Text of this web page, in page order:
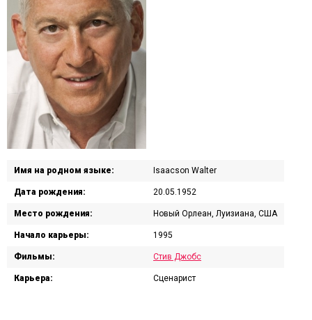
Имя на родном языке: Isaacson Walter
Дата рождения: 20.05.1952
Место рождения: Новый Орлеан, Луизиана, США
Начало карьеры: 1995
Фильмы: Стив Джобс
Карьера: Сценарист